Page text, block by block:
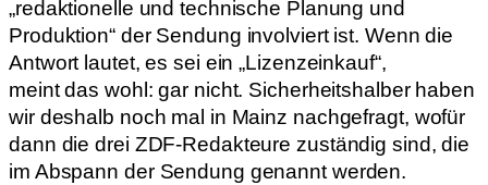
„redaktionelle und technische Planung und
Produktion“ der Sendung involviert ist. Wenn die
Antwort lautet, es sei ein „Lizenzeinkauf“,
meint das wohl: gar nicht. Sicherheitshalber haben
wir deshalb noch mal in Mainz nachgefragt, wofür
dann die drei ZDF-Redakteure zuständig sind, die
im Abspann der Sendung genannt werden.